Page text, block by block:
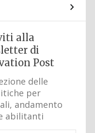
alla
di
Post
delle
per
andamento
abilitanti